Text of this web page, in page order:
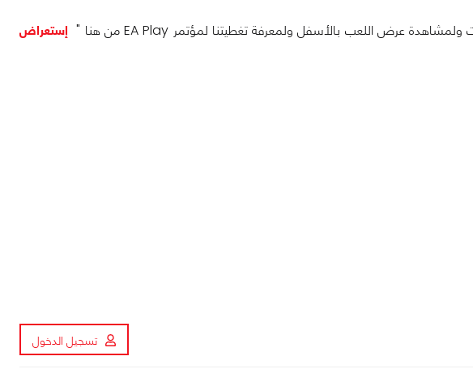
ولمشاهدة عرض اللعب بالأسفل ولمعرفة تغطيتنا لمؤتمر EA Play من هنا "
إستعراض
تسجيل الدخول